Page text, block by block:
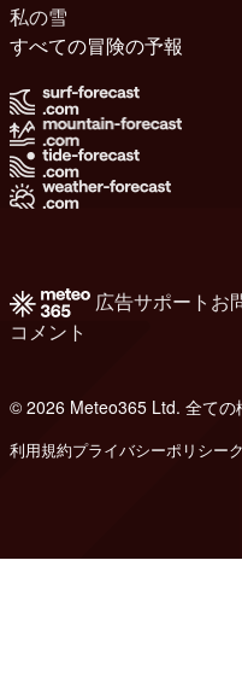
私の雪
すべての冒険の予報
広告サポート お
コメント
© 2026 Meteo365 Ltd. 全ての
利用規約プライバシーポリシー